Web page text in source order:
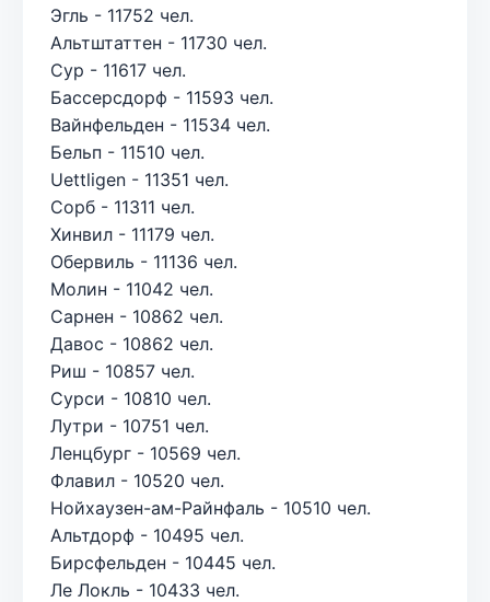
Эгль - 11752 чел.
Альтштаттен - 11730 чел.
Сур - 11617 чел.
Бассерсдорф - 11593 чел.
Вайнфельден - 11534 чел.
Бельп - 11510 чел.
Uettligen - 11351 чел.
Сорб - 11311 чел.
Хинвил - 11179 чел.
Обервиль - 11136 чел.
Молин - 11042 чел.
Сарнен - 10862 чел.
Давос - 10862 чел.
Риш - 10857 чел.
Сурси - 10810 чел.
Лутри - 10751 чел.
Ленцбург - 10569 чел.
Флавил - 10520 чел.
Нойхаузен-ам-Райнфаль - 10510 чел.
Альтдорф - 10495 чел.
Бирсфельден - 10445 чел.
Ле Локль - 10433 чел.